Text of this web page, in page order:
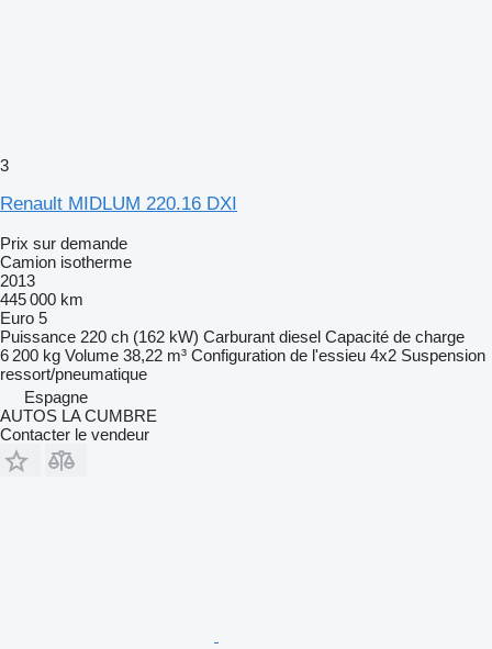
3
Renault MIDLUM 220.16 DXI
Prix sur demande
Camion isotherme
2013
445 000 km
Euro 5
Puissance 220 ch (162 kW) Carburant diesel Capacité de charge
6 200 kg Volume 38,22 m³ Configuration de l'essieu 4x2 Suspension
ressort/pneumatique
Espagne
AUTOS LA CUMBRE
Contacter le vendeur